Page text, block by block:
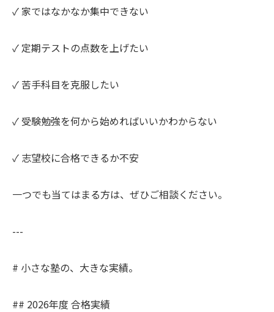
✓ 家ではなかなか集中できない
✓ 定期テストの点数を上げたい
✓ 苦手科目を克服したい
✓ 受験勉強を何から始めればいいかわからない
✓ 志望校に合格できるか不安
一つでも当てはまる方は、ぜひご相談ください。
---
# 小さな塾の、大きな実績。
## 2026年度 合格実績